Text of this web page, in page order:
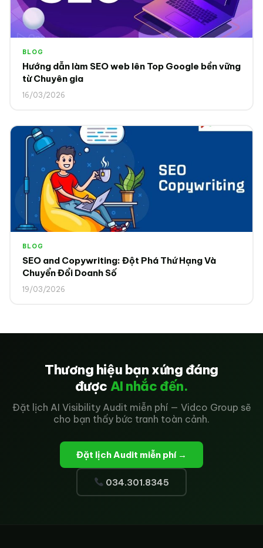
BLOG
Hướng dẫn làm SEO web lên Top Google bền vững
từ Chuyên gia
16/03/2026
BLOG
SEO and Copywriting: Đột Phá Thứ Hạng Và
Chuyển Đổi Doanh Số
19/03/2026
Thương hiệu bạn xứng đáng
được AI nhắc đến.
Đặt lịch AI Visibility Audit miễn phí — Vidco Group sẽ
cho bạn thấy bức tranh toàn cảnh.
Đặt lịch Audit miễn phí →
034.301.8345